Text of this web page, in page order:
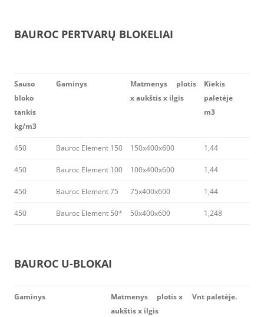
BAUROC PERTVARŲ BLOKELIAI
Sauso
bloko
tankis
kg/m3
Gaminys
Matmenys plotis
x aukštis x ilgis
Kiekis
paletėje
m3
450 Bauroc Element 150 150x400x600 1,44
450 Bauroc Element 100 100x400x600 1,44
450 Bauroc Element 75 75x400x600 1,44
450 Bauroc Element 50* 50x400x600 1,248
BAUROC U-BLOKAI
Gaminys
Matmenys plotis x
aukštis x ilgis
Vnt paletėje.